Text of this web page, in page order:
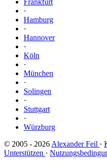
·
Hamburg
·
Hannover
·
Köln
·
München
·
Solingen
·
Stuttgart
·
Würzburg
© 2005 - 2026 Alexander Feil ·
Unterstützen ·